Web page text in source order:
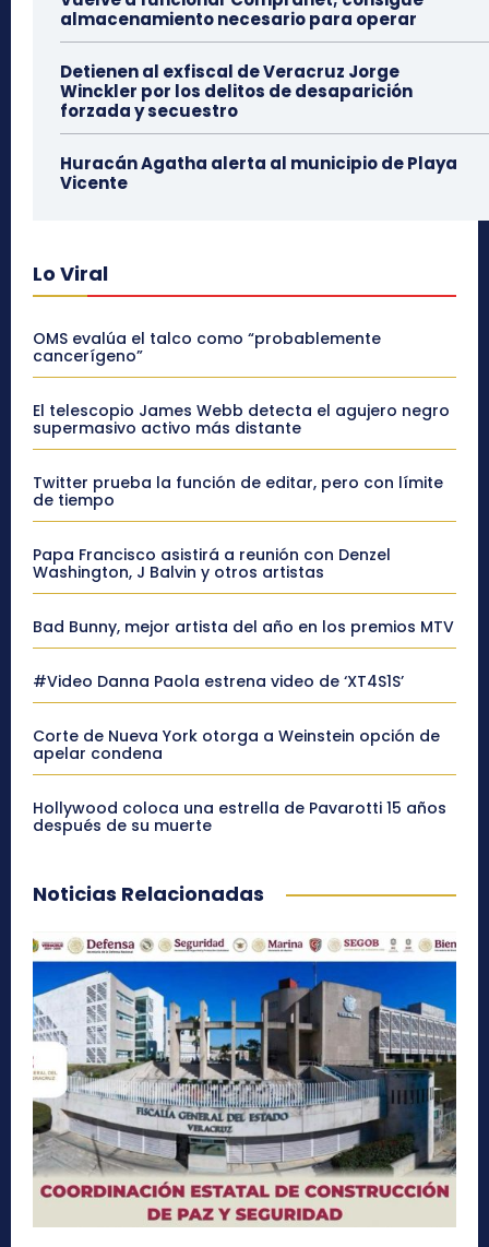
almacenamiento necesario para operar
Detienen al exfiscal de Veracruz Jorge
Winckler por los delitos de desaparición
forzada y secuestro
Huracán Agatha alerta al municipio de Playa
Vicente
Lo Viral
OMS evalúa el talco como “probablemente
cancerígeno”
El telescopio James Webb detecta el agujero negro
supermasivo activo más distante
Twitter prueba la función de editar, pero con límite
de tiempo
Papa Francisco asistirá a reunión con Denzel
Washington, J Balvin y otros artistas
Bad Bunny, mejor artista del año en los premios MTV
#Video Danna Paola estrena video de ‘XT4S1S’
Corte de Nueva York otorga a Weinstein opción de
apelar condena
Hollywood coloca una estrella de Pavarotti 15 años
después de su muerte
Noticias Relacionadas